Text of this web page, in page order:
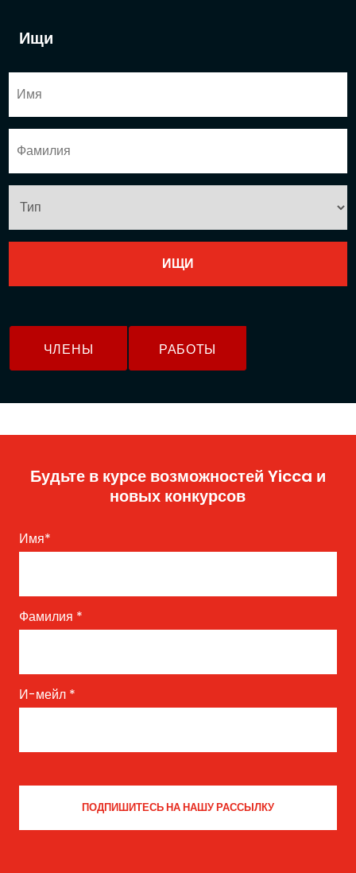
Ищи
ЧЛЕНЫ РАБОТЫ
Будьте в курсе возможностей Yicca и
новых конкурсов
Имя*
Фамилия *
И-мейл *